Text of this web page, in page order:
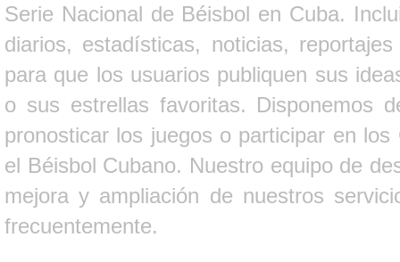
Serie Nacional de Béisbol en Cuba.
diarios, estadísticas, noticias,
para que los usuarios publiquen sus
o sus estrellas favoritas. Disponemos
pronosticar los juegos o participar en
el Béisbol Cubano. Nuestro equipo de
mejora y ampliación de nuestros
frecuentemente.